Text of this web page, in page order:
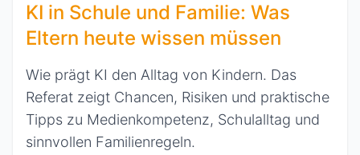
KI in Schule und Familie: Was
Eltern heute wissen müssen
Wie prägt KI den Alltag von Kindern. Das
Referat zeigt Chancen, Risiken und praktische
Tipps zu Medienkompetenz, Schulalltag und
sinnvollen Familienregeln.